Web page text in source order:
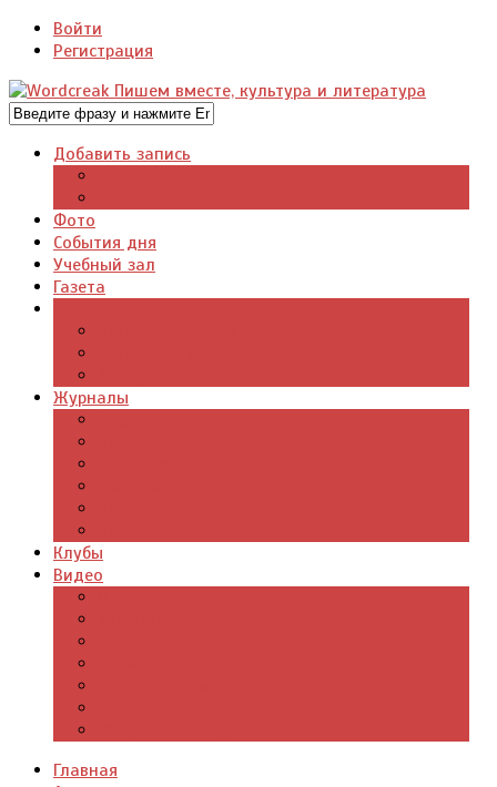
Войти
Регистрация
Добавить запись
Фото
События дня
Учебный зал
Газета
Журналы
Клубы
Видео
Главная